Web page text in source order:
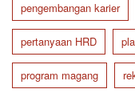
pengembangan karier
pertanyaan HRD
program magang